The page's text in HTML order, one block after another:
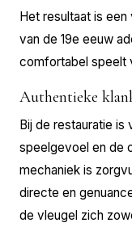
Het resultaat is
van de 19e eeuw
comfortabel speelt
Authentieke
Bij de restauratie is
speelgevoel en de
mechaniek is
directe en
de vleugel zich